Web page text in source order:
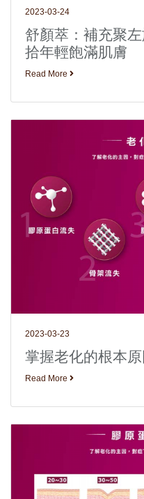
2023-03-24
舒顏萃：補充聚
拾年輕飽滿肌膚
Read More
2023-03-23
掌握老化的根本
Read More